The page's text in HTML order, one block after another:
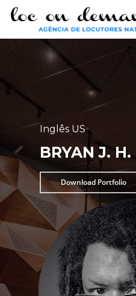
Skip
main
Inglês US
BRYAN J. H.
Download Portfolio